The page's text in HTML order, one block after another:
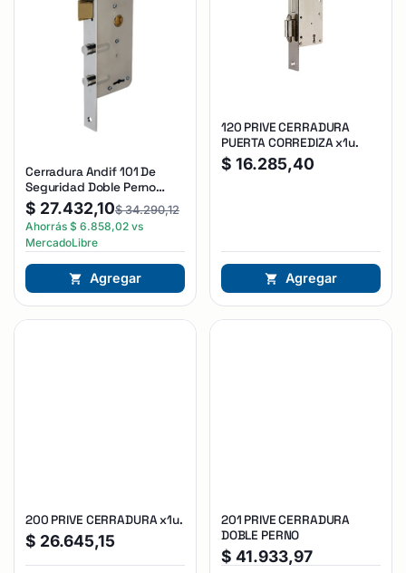
Cerradura Andif 101 De
Seguridad Doble Perno
Reforzada Plateado
$ 27.432,10$34.290,12
Ahorrás $ 6.858,02 vs
MercadoLibre
Agregar
120 PRIVE CERRADURA
PUERTA CORREDIZA x1u.
$ 16.285,40
Agregar
200 PRIVE CERRADURA x1u.
$ 26.645,15
201 PRIVE CERRADURA
DOBLE PERNO
$ 41.933,97